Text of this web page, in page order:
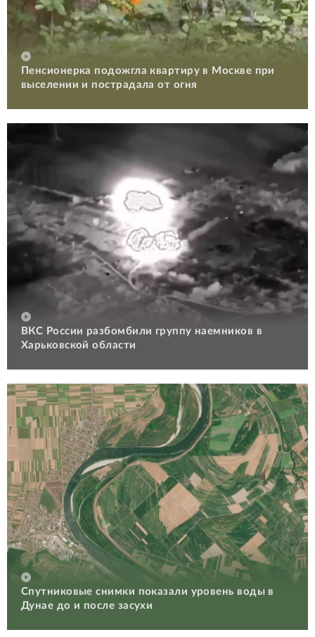
Пенсионерка подожгла квартиру в Москве при
выселении и пострадала от огня
ВКС России разбомбили группу наемников в
Харьковской области
Спутниковые снимки показали уровень воды в
Дунае до и после засухи